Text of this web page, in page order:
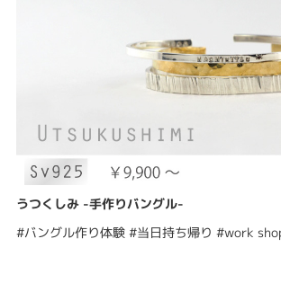
うつくしみ -手作りバングル-
#バングル作り体験 #当日持ち帰り #work